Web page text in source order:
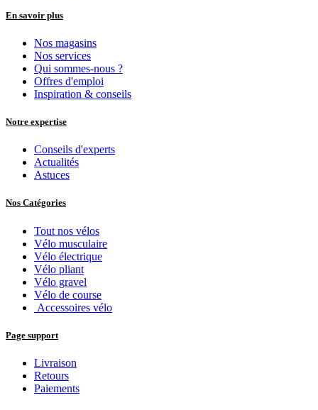
En savoir plus
Nos magasins
Nos services
Qui sommes-nous ?
Offres d'emploi
Inspiration & conseils
Notre expertise
Conseils d'experts
Actualités
Astuces
Nos Catégories
Tout nos vélos
Vélo musculaire
Vélo électrique
Vélo pliant
Vélo gravel
Vélo de course
Accessoires vélo
Page support
Livraison
Retours
Paiements